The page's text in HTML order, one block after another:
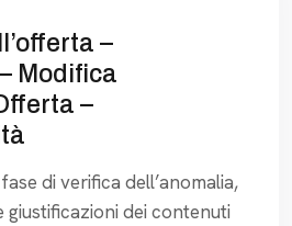
–
Modifica
–
di verifica dell’anomalia,
giustificazioni dei contenuti